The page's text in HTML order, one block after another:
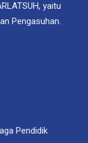
yaitu
Pengasuhan.
Pendidik